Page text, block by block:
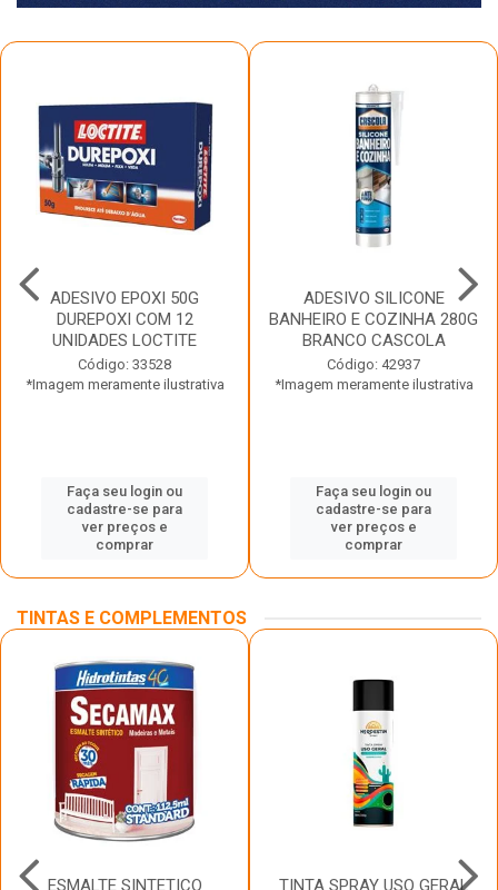
ADESIVO EPOXI 50G
DUREPOXI COM 12
UNIDADES LOCTITE
Código: 33528
*Imagem meramente ilustrativa
Faça seu login ou
cadastre-se para
ver preços e
comprar
ADESIVO SILICONE
BANHEIRO E COZINHA 280G
BRANCO CASCOLA
Código: 42937
*Imagem meramente ilustrativa
Faça seu login ou
cadastre-se para
ver preços e
comprar
TINTAS E COMPLEMENTOS
ESMALTE SINTETICO TINTA SPRAY USO GERAL